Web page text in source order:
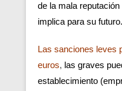
de la mala
implica para su futuro.
Las sanciones leves
euros, las graves
establecimiento